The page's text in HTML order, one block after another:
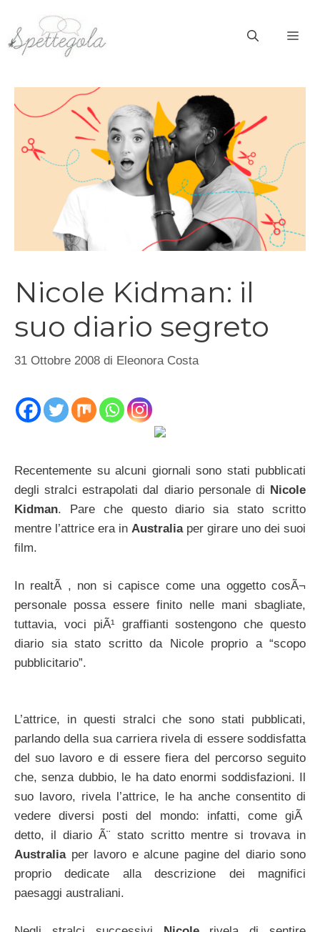
contenuto
Nicole Kidman: il
suo diario segreto
31 Ottobre 2008 di Eleonora Costa
Recentemente su alcuni giornali sono stati pubblicati
degli stralci estrapolati dal diario personale di Nicole
Kidman. Pare che questo diario sia stato scritto
mentre l’attrice era in Australiaper girare uno dei suoi
film.
In realtÃ , non si capisce come una oggetto cosÃ¬
personale possa essere finito nelle mani sbagliate,
tuttavia, voci piÃ¹ graffianti sostengono che questo
diario sia stato scritto da Nicole proprio a “scopo
pubblicitario”.
L’attrice, in questi stralci che sono stati pubblicati,
parlando della sua carriera rivela di essere soddisfatta
del suo lavoro e di essere fiera del percorso seguito
che, senza dubbio, le ha dato enormi soddisfazioni. Il
suo lavoro, rivela l’attrice, le ha anche consentito di
vedere diversi posti del mondo: infatti, come giÃ
detto, il diario Ã¨ stato scritto mentre si trovava in
Australiaper lavoro e alcune pagine del diario sono
proprio dedicate alla descrizione dei magnifici
paesaggi australiani.